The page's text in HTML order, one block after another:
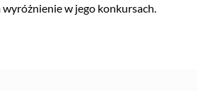
w jego konkursach.